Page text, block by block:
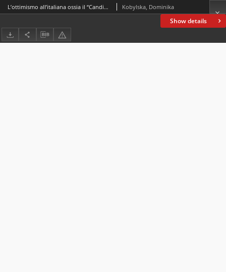
Show details
L’ottimismo all’italiana ossia il “Candido” nel XXI secolo Kobylska, Dominika